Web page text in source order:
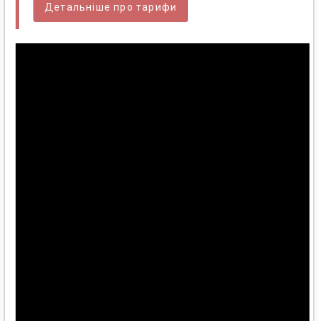
Детальніше про тарифи